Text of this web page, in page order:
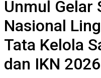
Unmul Gelar
Nasional
Tata Kelola
dan IKN 2026